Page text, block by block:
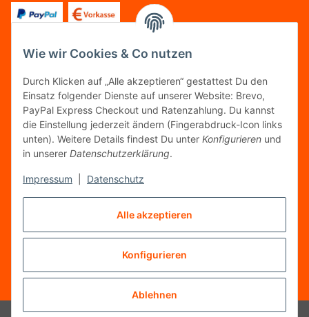
Alle akzeptieren
Konfigurieren
Ablehnen
Wie wir Cookies & Co nutzen
Durch Klicken auf „Alle akzeptieren“ gestattest Du den
Einsatz folgender Dienste auf unserer Website: Brevo,
PayPal Express Checkout und Ratenzahlung. Du kannst
die Einstellung jederzeit ändern (Fingerabdruck-Icon links
unten). Weitere Details findest Du unter Konfigurieren und
in unserer Datenschutzerklärung.
Impressum Datenschutz
FOLGT UNS
FAIRCOMMERCE
Wir sind seit 04.12.2015 Mitglied der Initiative
Vertrag widerrufen
* Alle Preise inkl. gesetzlicher MwSt.